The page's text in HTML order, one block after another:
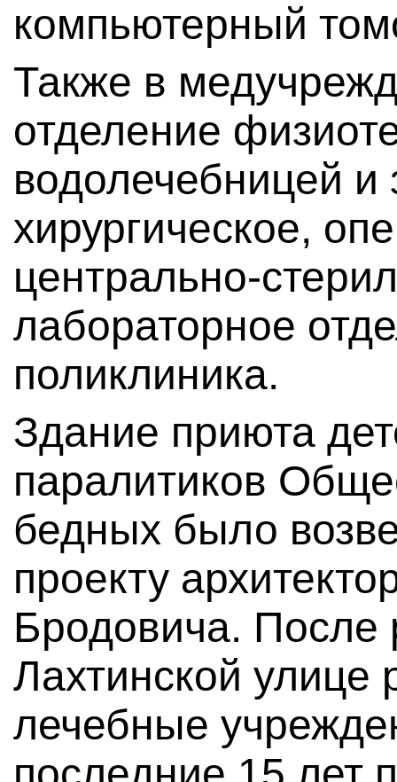
компьютерный
Также в
отделение
водолечебницей
хирургическое,
центрально-
лабораторное
поликлиника.
Здание приюта
паралитиков
бедных было
проекту
Бродовича.
Лахтинской улице
лечебные